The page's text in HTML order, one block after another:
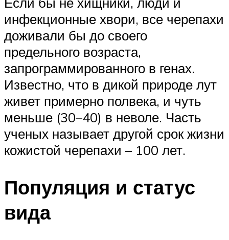
инфекционные хвори, все черепахи
доживали бы до своего
предельного возраста,
запрограммированного в генах.
Известно, что в дикой природе лут
живет примерно полвека, и чуть
меньше (30–40) в неволе. Часть
ученых называет другой срок жизни
кожистой черепахи – 100 лет.
Популяция и статус
вида